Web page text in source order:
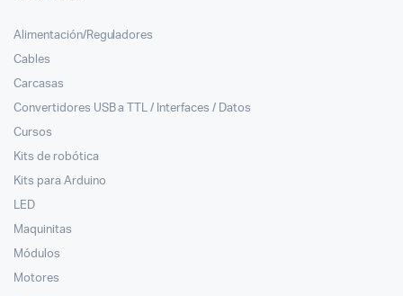
Alimentación/Reguladores
Cables
Carcasas
Convertidores USB a TTL / Interfaces / Datos
Cursos
Kits de robótica
Kits para Arduino
LED
Maquinitas
Módulos
Motores